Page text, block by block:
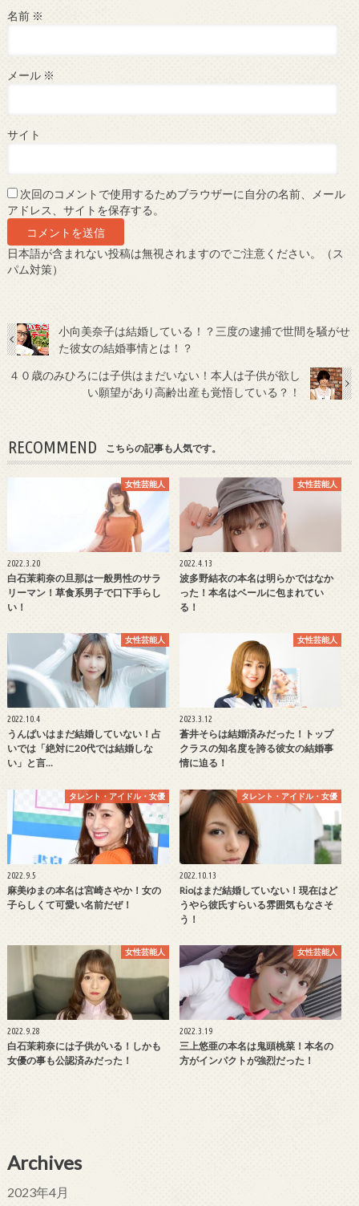
名前 ※
メール ※
サイト
次回のコメントで使用するためブラウザーに自分の名前、メール
アドレス、サイトを保存する。
日本語が含まれない投稿は無視されますのでご注意ください。（ス
パム対策）
小向美奈子は結婚している！？三度の逮捕で世間を騒がせ
た彼女の結婚事情とは！？
４０歳のみひろには子供はまだいない！本人は子供が欲し
い願望があり高齢出産も覚悟している？！
RECOMMEND こちらの記事も人気です。
女性芸能人
2022.3.20
白石茉莉奈の旦那は一般男性のサラ
リーマン！草食系男子で口下手らし
い！
女性芸能人
2022.4.13
波多野結衣の本名は明らかではなか
った！本名はベールに包まれてい
る！
女性芸能人
2022.10.4
うんぱいはまだ結婚していない！占
いでは「絶対に20代では結婚しな
い」と言…
女性芸能人
2023.3.12
蒼井そらは結婚済みだった！トップ
クラスの知名度を誇る彼女の結婚事
情に迫る！
タレント・アイドル・女優
2022.9.5
麻美ゆまの本名は宮崎さやか！女の
子らしくて可愛い名前だぜ！
タレント・アイドル・女優
2022.10.13
Rioはまだ結婚していない！現在はど
うやら彼氏すらいる雰囲気もなさそ
う！
女性芸能人
2022.9.28
白石茉莉奈には子供がいる！しかも
女優の事も公認済みだった！
女性芸能人
2022.3.19
三上悠亜の本名は鬼頭桃菜！本名の
方がインパクトが強烈だった！
Archives
2023年4月